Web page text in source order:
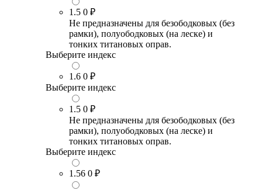
1.5 0 ₽
Не предназначены для безободковых (без
рамки), полуободковых (на леске) и
тонких титановых оправ.
Выберите индекс
1.6 0 ₽
Выберите индекс
1.5 0 ₽
Не предназначены для безободковых (без
рамки), полуободковых (на леске) и
тонких титановых оправ.
Выберите индекс
1.56 0 ₽